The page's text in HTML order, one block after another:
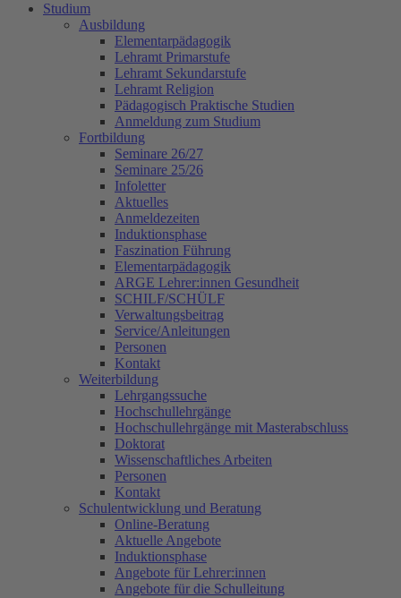
Studium
Ausbildung
Elementarpädagogik
Lehramt Primarstufe
Lehramt Sekundarstufe
Lehramt Religion
Pädagogisch Praktische Studien
Anmeldung zum Studium
Fortbildung
Seminare 26/27
Seminare 25/26
Infoletter
Aktuelles
Anmeldezeiten
Induktionsphase
Faszination Führung
Elementarpädagogik
ARGE Lehrer:innen Gesundheit
SCHILF/SCHÜLF
Verwaltungsbeitrag
Service/Anleitungen
Personen
Kontakt
Weiterbildung
Lehrgangssuche
Hochschullehrgänge
Hochschullehrgänge mit Masterabschluss
Doktorat
Wissenschaftliches Arbeiten
Personen
Kontakt
Schulentwicklung und Beratung
Online-Beratung
Aktuelle Angebote
Induktionsphase
Angebote für Lehrer:innen
Angebote für die Schulleitung